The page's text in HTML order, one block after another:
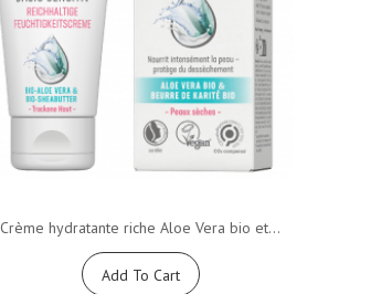
Crème hydratante riche Aloe Vera bio et...
Add To Cart